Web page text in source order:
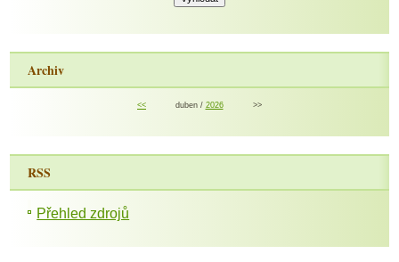
Archiv
<< duben / 2026 >>
RSS
Přehled zdrojů